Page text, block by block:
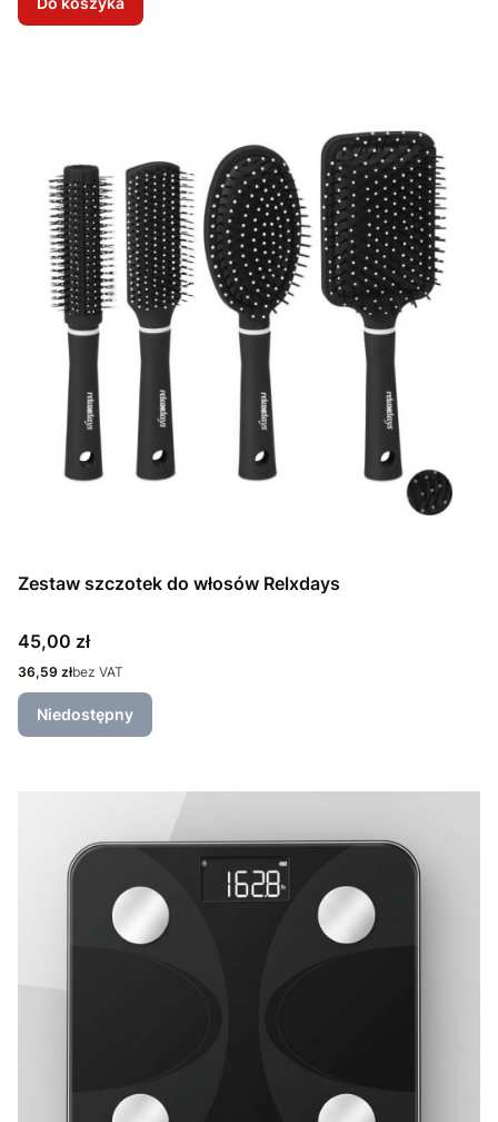
Zestaw szczotek do włosów Relxdays
Cena
45,00 zł
Cena
36,59 złbez VAT
Niedostępny